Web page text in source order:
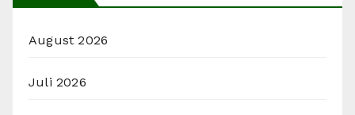
August 2026
Juli 2026